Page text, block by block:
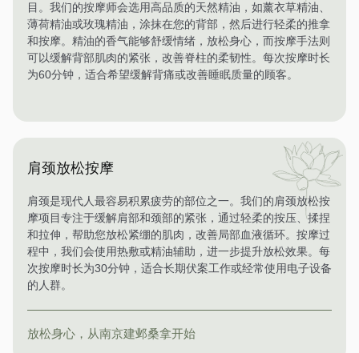
目。我们的按摩师会选用高品质的天然精油，如薰衣草精油、
薄荷精油或玫瑰精油，涂抹在您的背部，然后进行轻柔的推拿
和按摩。精油的香气能够舒缓情绪，放松身心，而按摩手法则
可以缓解背部肌肉的紧张，改善脊柱的柔韧性。每次按摩时长
为60分钟，适合希望缓解背痛或改善睡眠质量的顾客。
肩颈放松按摩
肩颈是现代人最容易积累疲劳的部位之一。我们的肩颈放松按
摩项目专注于缓解肩部和颈部的紧张，通过轻柔的按压、揉捏
和拉伸，帮助您放松紧绷的肌肉，改善局部血液循环。按摩过
程中，我们会使用热敷或精油辅助，进一步提升放松效果。每
次按摩时长为30分钟，适合长期伏案工作或经常使用电子设备
的人群。
放松身心，从南京建邺桑拿开始